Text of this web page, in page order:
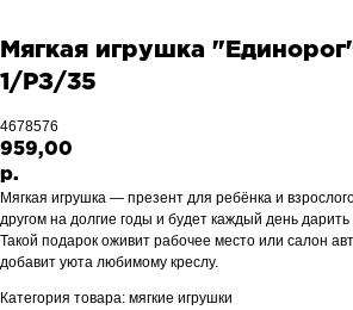
Мягкая игрушка
1/РЗ/35
4678576
959,00
р.
Мягкая игрушка — презент для ребёнка и
другом на долгие годы и будет каждый день
Такой подарок оживит рабочее место или салон
добавит уюта любимому креслу.
Категория товара: мягкие игрушки